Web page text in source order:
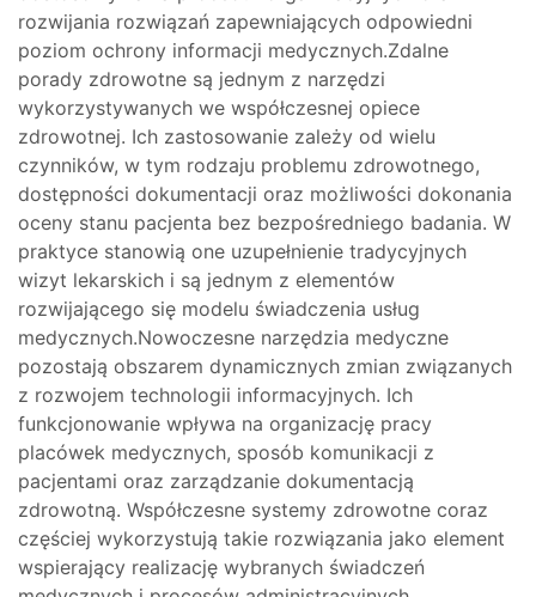
rozwijania rozwiązań zapewniających odpowiedni
poziom ochrony informacji medycznych.Zdalne
porady zdrowotne są jednym z narzędzi
wykorzystywanych we współczesnej opiece
zdrowotnej. Ich zastosowanie zależy od wielu
czynników, w tym rodzaju problemu zdrowotnego,
dostępności dokumentacji oraz możliwości dokonania
oceny stanu pacjenta bez bezpośredniego badania. W
praktyce stanowią one uzupełnienie tradycyjnych
wizyt lekarskich i są jednym z elementów
rozwijającego się modelu świadczenia usług
medycznych.Nowoczesne narzędzia medyczne
pozostają obszarem dynamicznych zmian związanych
z rozwojem technologii informacyjnych. Ich
funkcjonowanie wpływa na organizację pracy
placówek medycznych, sposób komunikacji z
pacjentami oraz zarządzanie dokumentacją
zdrowotną. Współczesne systemy zdrowotne coraz
częściej wykorzystują takie rozwiązania jako element
wspierający realizację wybranych świadczeń